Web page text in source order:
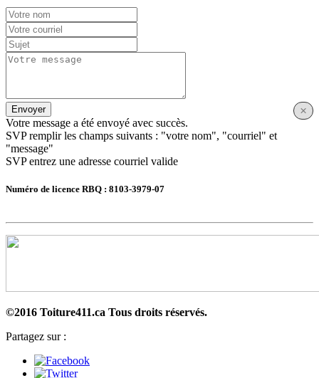
Envoyer ×
Votre message a été envoyé avec succès.
SVP remplir les champs suivants : "votre nom", "courriel" et
"message"
SVP entrez une adresse courriel valide
Numéro de licence RBQ : 8103-3979-07
©2016 Toiture411.ca Tous droits réservés.
Partagez sur :